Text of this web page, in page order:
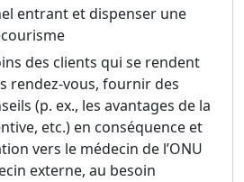
entrant et dispenser une
des clients qui se rendent
rendez-vous, fournir des
(p. ex., les avantages de la
etc.) en conséquence et
vers le médecin de l’ONU
externe, au besoin